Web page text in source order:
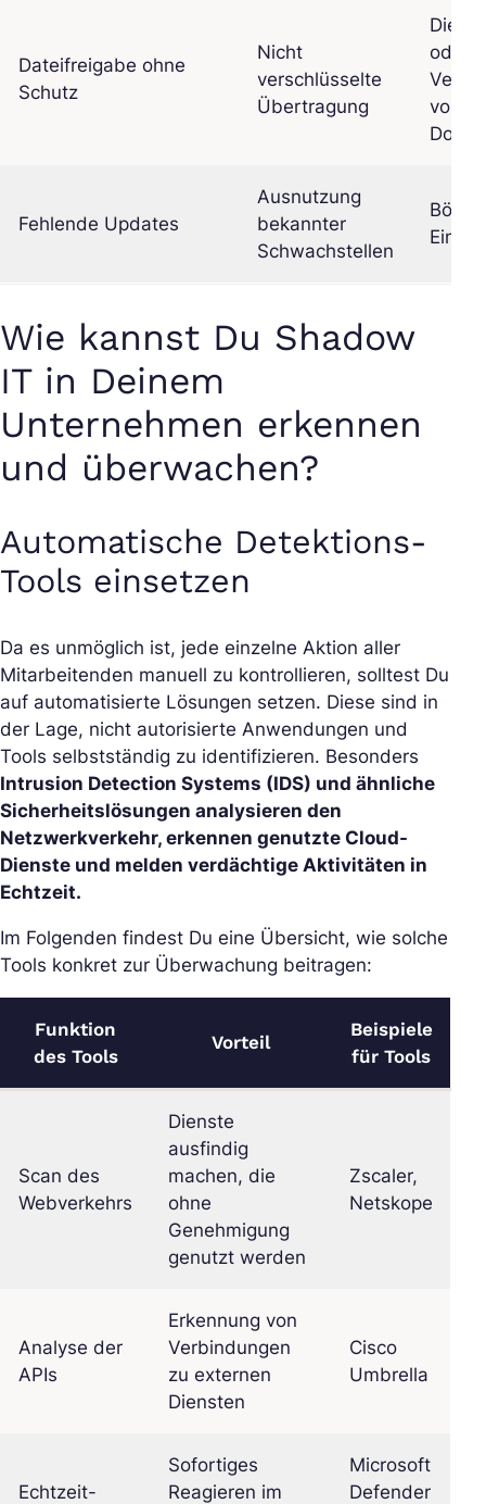
Dateifreigabe ohne
Schutz
Nicht
verschlüsselte
Übertragung
oder
von
Fehlende Updates
Ausnutzung
bekannter
Schwachstellen
Wie kannst Du Shadow
IT in Deinem
Unternehmen erkennen
und überwachen?
Automatische Detektions-
Tools einsetzen
Da es unmöglich ist, jede einzelne Aktion aller
Mitarbeitenden manuell zu kontrollieren, solltest Du
auf automatisierte Lösungen setzen. Diese sind in
der Lage, nicht autorisierte Anwendungen und
Tools selbstständig zu identifizieren. Besonders
Intrusion Detection Systems (IDS) und ähnliche
Sicherheitslösungen analysieren den
Netzwerkverkehr, erkennen genutzte Cloud-
Dienste und melden verdächtige Aktivitäten in
Echtzeit.
Im Folgenden findest Du eine Übersicht, wie solche
Tools konkret zur Überwachung beitragen:
Funktion
des Tools
Vorteil
Beispiele
für Tools
Scan des
Webverkehrs
Dienste
ausfindig
machen, die
ohne
Genehmigung
genutzt werden
Zscaler,
Netskope
Analyse der
APIs
Erkennung von
Verbindungen
zu externen
Diensten
Cisco
Umbrella
Echtzeit-
Sofortiges
Reagieren im
Microsoft
Defender